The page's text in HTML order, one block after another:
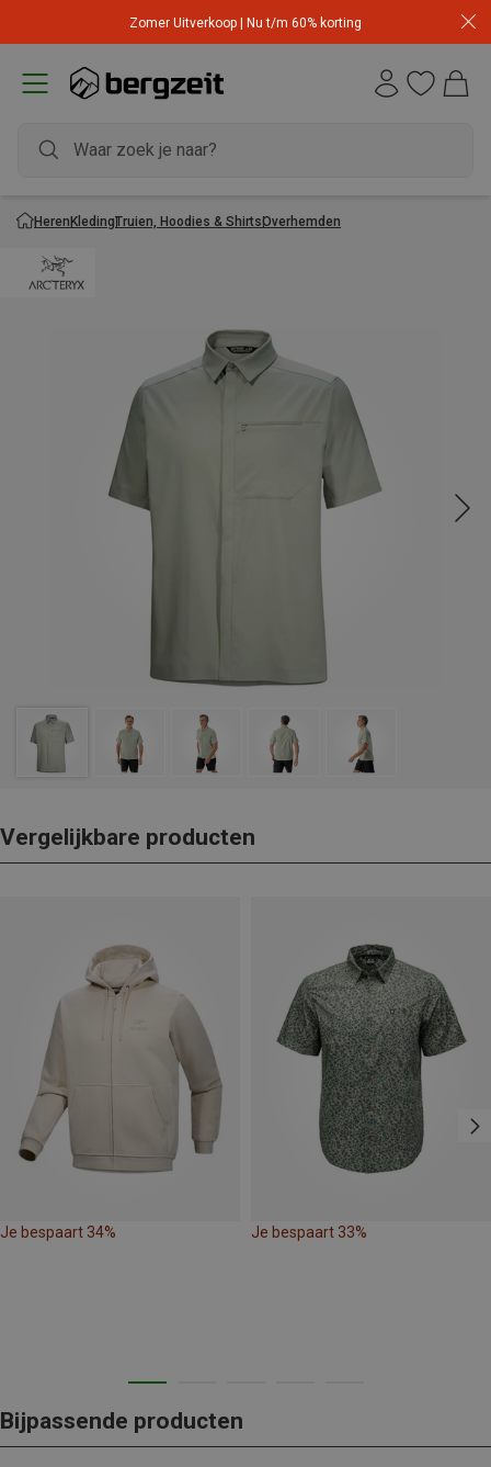
Zomer Uitverkoop | Nu t/m 60% korting
HerenKledingTruien, Hoodies & ShirtsOverhemden
Vergelijkbare producten
Je bespaart 34% Je bespaart 33%
Bijpassende producten